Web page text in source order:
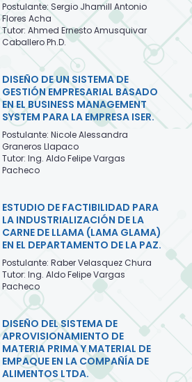
Postulante: Sergio Jhamill Antonio
Flores Acha
Tutor: Ahmed Ernesto Amusquivar
Caballero Ph.D.
DISEÑO DE UN SISTEMA DE
GESTIÓN EMPRESARIAL BASADO
EN EL BUSINESS MANAGEMENT
SYSTEM PARA LA EMPRESA ISER.
Postulante: Nicole Alessandra
Graneros Llapaco
Tutor: Ing. Aldo Felipe Vargas
Pacheco
ESTUDIO DE FACTIBILIDAD PARA
LA INDUSTRIALIZACIÓN DE LA
CARNE DE LLAMA (LAMA GLAMA)
EN EL DEPARTAMENTO DE LA PAZ.
Postulante: Raber Velasquez Chura
Tutor: Ing. Aldo Felipe Vargas
Pacheco
DISEÑO DEL SISTEMA DE
APROVISIONAMIENTO DE
MATERIA PRIMA Y MATERIAL DE
EMPAQUE EN LA COMPAÑÍA DE
ALIMENTOS LTDA.